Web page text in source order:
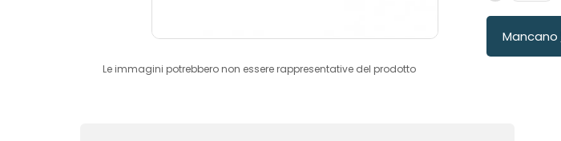
Le immagini potrebbero non essere rappresentative del prodotto
Mancano